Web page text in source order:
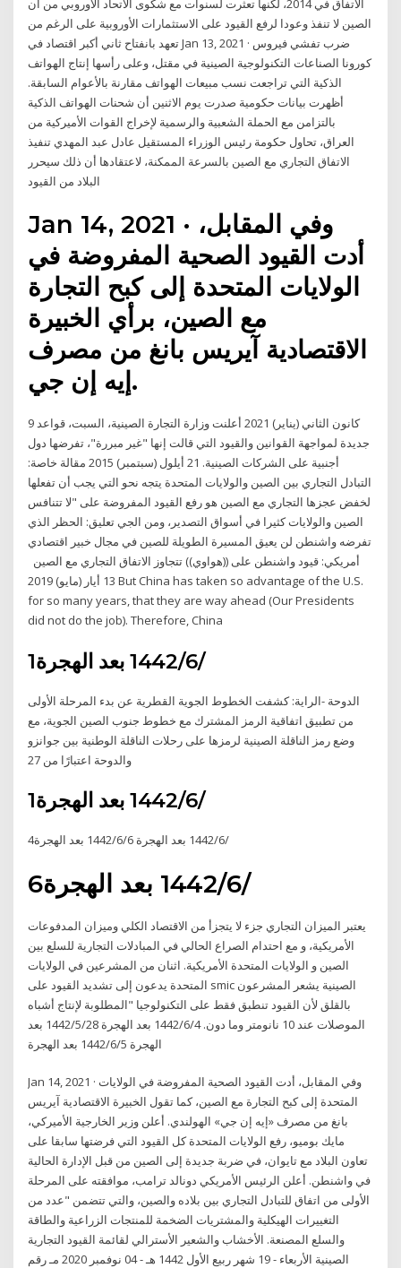
الاتفاق في 2014، لكنها تعثرت لسنوات مع شكوى الاتحاد الأوروبي من أن
الصين لا تنفذ وعودا لرفع القيود على الاستثمارات الأوروبية على الرغم من
تعهد بانفتاح ثاني أكبر اقتصاد في Jan 13, 2021 · ضرب تفشي فيروس
كورونا الصناعات التكنولوجية الصينية في مقتل، وعلى رأسها إنتاج الهواتف
الذكية التي تراجعت نسب مبيعات الهواتف مقارنة بالأعوام السابقة.
أظهرت بيانات حكومية صدرت يوم الاثنين أن شحنات الهواتف الذكية
بالتزامن مع الحملة الشعبية والرسمية لإخراج القوات الأميركية من
العراق، تحاول حكومة رئيس الوزراء المستقيل عادل عبد المهدي تنفيذ
الاتفاق التجاري مع الصين بالسرعة الممكنة، لاعتقادها أن ذلك سيحرر
البلاد من القيود
Jan 14, 2021 · وفي المقابل،
أدت القيود الصحية المفروضة في
الولايات المتحدة إلى كبح التجارة
مع الصين، برأي الخبيرة
الاقتصادية آيريس بانغ من مصرف
إيه إن جي.
9 كانون الثاني (يناير) 2021 أعلنت وزارة التجارة الصينية، السبت، قواعد
جديدة لمواجهة القوانين والقيود التي قالت إنها "غير مبررة"، تفرضها دول
أجنبية على الشركات الصينية. 21 أيلول (سبتمبر) 2015 مقالة خاصة:
التبادل التجاري بين الصين والولايات المتحدة يتجه نحو التي يجب أن تفعلها
لخفض عجزها التجاري مع الصين هو رفع القيود المفروضة على "لا تتنافس
الصين والولايات كثيرا في أسواق التصدير، ومن الجي تعليق: الحظر الذي
تفرضه واشنطن لن يعيق المسيرة الطويلة للصين في مجال خبير اقتصادي
أمريكي: قيود واشنطن على ((هواوي)) تتجاوز الاتفاق التجاري مع الصين
13 أيار (مايو) 2019 But China has taken so advantage of the U.S.
for so many years, that they are way ahead (Our Presidents
did not do the job). Therefore, China
1‏‏/6‏‏/1442 بعد الهجرة
الدوحة -الراية: كشفت الخطوط الجوية القطرية عن بدء المرحلة الأولى
من تطبيق اتفاقية الرمز المشترك مع خطوط جنوب الصين الجوية، مع
وضع رمز الناقلة الصينية لرمزها على رحلات الناقلة الوطنية بين جوانزو
والدوحة اعتبارًا من 27
1‏‏/6‏‏/1442 بعد الهجرة
4‏‏/6‏‏/1442 بعد الهجرة 6‏‏/6‏‏/1442 بعد الهجرة
6‏‏/6‏‏/1442 بعد الهجرة
يعتبر الميزان التجاري جزء لا يتجزأ من الاقتصاد الكلي وميزان المدفوعات
الأمريكية، و مع احتدام الصراع الحالي في المبادلات التجارية للسلع بين
الصين و الولايات المتحدة الأمريكية. اثنان من المشرعين في الولايات
المتحدة يدعون إلى تشديد القيود على smic الصينية يشعر المشرعون
بالقلق لأن القيود تنطبق فقط على التكنولوجيا "المطلوبة لإنتاج أشباه
الموصلات عند 10 نانومتر وما دون. 4‏‏/6‏‏/1442 بعد الهجرة 28‏‏/5‏‏/1442 بعد
الهجرة 5‏‏/6‏‏/1442 بعد الهجرة
Jan 14, 2021 · وفي المقابل، أدت القيود الصحية المفروضة في الولايات
المتحدة إلى كبح التجارة مع الصين، كما تقول الخبيرة الاقتصادية آيريس
بانغ من مصرف «إيه إن جي» الهولندي. أعلن وزير الخارجية الأميركي،
مايك بوميو، رفع الولايات المتحدة كل القيود التي فرضتها سابقا على
تعاون البلاد مع تايوان، في ضربة جديدة إلى الصين من قبل الإدارة الحالية
في واشنطن. أعلن الرئيس الأمريكي دونالد ترامب، موافقته على المرحلة
الأولى من اتفاق للتبادل التجاري بين بلاده والصين، والتي تتضمن "عدد من
التغييرات الهيكلية والمشتريات الضخمة للمنتجات الزراعية والطاقة
والسلع المصنعة. الأخشاب والشعير الأسترالي لقائمة القيود التجارية
الصينية الأربعاء - 19 شهر ربيع الأول 1442 هـ - 04 نوفمبر 2020 مـ رقم